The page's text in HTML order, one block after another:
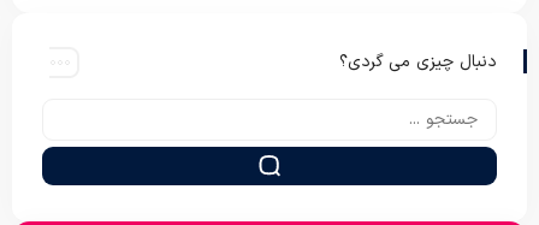
دنبال چیزی می گردی؟